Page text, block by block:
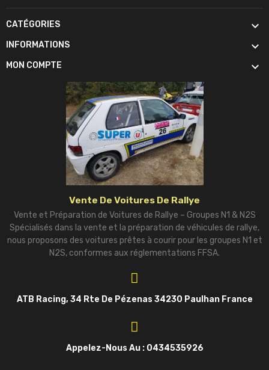
CATÉGORIES 
INFORMATIONS 
MON COMPTE 
Vente De Voitures De Rallye
Vente et Préparation de Voitures de Rallye – Groupes N1 & N2S
Spécialisés dans la vente et la préparation de véhicules de rallye,
nous proposons des voitures prêtes à courir pour les groupes N1 et
N2S, conformes aux réglementations FFSA.
ATB Racing, 34 Rte De Pézenas 34230 Paulhan France
Appelez-Nous Au : 0434535926